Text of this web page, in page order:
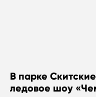
В парке
ледовое шоу